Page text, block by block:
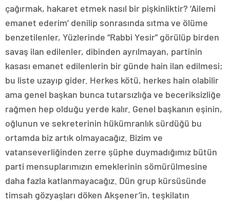
çağırmak, hakaret etmek nasıl bir pişkinliktir? ‘Ailemi
emanet ederim’ denilip sonrasında sıtma ve ölüme
benzetilenler, Yüzlerinde “Rabbi Yesir” görülüp birden
savaş ilan edilenler, dibinden ayrılmayan, partinin
kasası emanet edilenlerin bir günde hain ilan edilmesi;
bu liste uzayıp gider. Herkes kötü, herkes hain olabilir
ama genel başkan bunca tutarsızlığa ve beceriksizliğe
rağmen hep olduğu yerde kalır. Genel başkanın eşinin,
oğlunun ve sekreterinin hükümranlık sürdüğü bu
ortamda biz artık olmayacağız. Bizim ve
vatanseverliğinden zerre şüphe duymadığımız bütün
parti mensuplarımızın emeklerinin sömürülmesine
daha fazla katlanmayacağız. Dün grup kürsüsünde
timsah gözyaşları döken Akşener’in, teşkilatın